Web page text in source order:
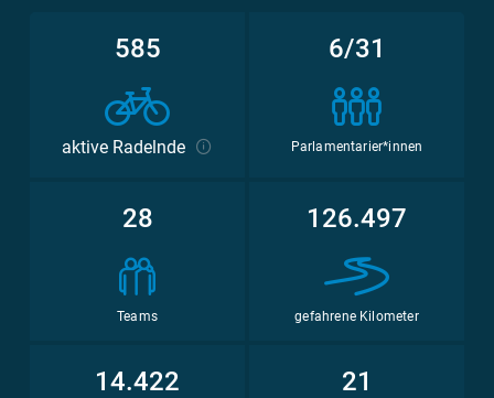
585
aktive Radelnde
6/31
Parlamentarier*innen
28
Teams
126.497
gefahrene Kilometer
14.422 21